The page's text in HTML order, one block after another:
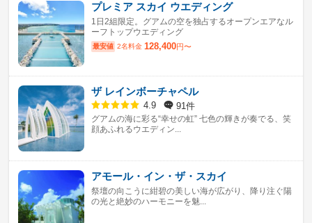
プレミア スカイ ウエディング
1日2組限定。グアムの空を独占するオープンエアなル
ーフトップウエディング
最安値 2名料金 128,400円〜
ザ レインボーチャペル
4.9 91件
グアムの海に彩る“幸せの虹” 七色の輝きが奏でる、笑
顔あふれるウエディン...
アモール・イン・ザ・スカイ
祭壇の向こうに紺碧の美しい海が広がり、降り注ぐ陽
の光と絶妙のハーモニーを魅...